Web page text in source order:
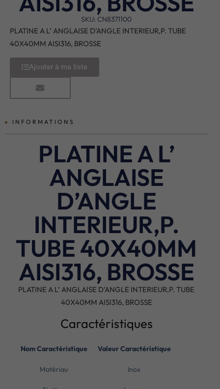
SKU: CN8371100
PLATINE A L’ ANGLAISE D’ANGLE INTERIEUR,P. TUBE
40X40MM AISI316, BROSSE
Ajouter à ma liste
INFORMATIONS
PLATINE A L’
ANGLAISE
D’ANGLE
INTERIEUR,P.
TUBE 40X40MM
AISI316, BROSSE
PLATINE A L’ ANGLAISE D’ANGLE INTERIEUR,P. TUBE
40X40MM AISI316, BROSSE
Caractéristiques
Nom Caractéristique Valeur Caractéristique
Matériau Inox